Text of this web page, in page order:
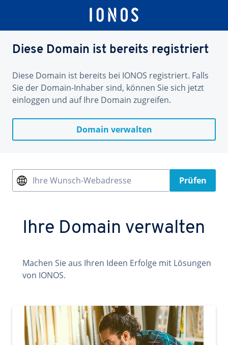
Diese Domain ist bereits registriert
Diese Domain ist bereits bei IONOS registriert. Falls
Sie der Domain-Inhaber sind, können Sie sich jetzt
einloggen und auf Ihre Domain zugreifen.
Domain verwalten
Ihre Wunsch-Webadresse Prüfen
Ihre Domain verwalten
Machen Sie aus Ihren Ideen Erfolge mit Lösungen
von IONOS.